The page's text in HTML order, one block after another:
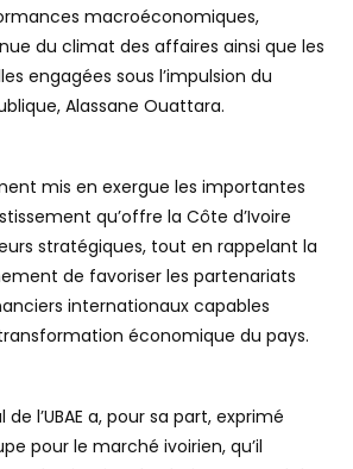
macroéconomiques,
du climat des affaires ainsi que les
engagées sous l’impulsion du
Alassane Ouattara.
mis en exergue les importantes
qu’offre la Côte d’Ivoire
stratégiques, tout en rappelant la
de favoriser les partenariats
internationaux capables
économique du pays.
l’UBAE a, pour sa part, exprimé
pour le marché ivoirien, qu’il